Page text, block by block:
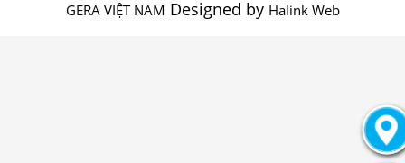
GERA VIỆT NAM Designed by Halink Web